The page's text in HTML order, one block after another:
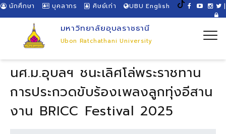
นักศึกษา บุคลากร ศิษย์เก่า UBU English |
มหาวิทยาลัยอุบลราชธานี
Ubon Ratchathani University
นศ.ม.อุบลฯ ชนะเลิศโล่พระราชทาน
การประกวดขับร้องเพลงลูกทุ่งอีสาน
งาน BRICC Festival 2025